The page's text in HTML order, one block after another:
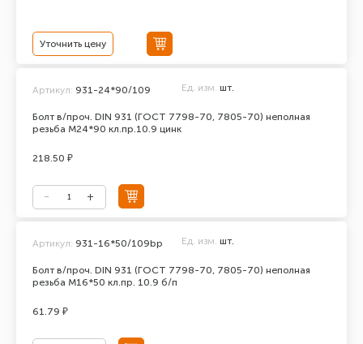
Уточнить цену
Болт в/проч. DIN 931 (ГОСТ 7798-70, 7805-70) неполная
резьба М24*90 кл.пр.10.9 цинк
Артикул: 931-24*90/109 Ед. изм. шт.
218.50 ₽
Болт в/проч. DIN 931 (ГОСТ 7798-70, 7805-70) неполная
резьба М16*50 кл.пр. 10.9 б/п
Артикул: 931-16*50/109bp Ед. изм. шт.
61.79 ₽